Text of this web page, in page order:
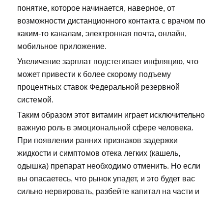
понятие, которое начинается, наверное, от
возможности дистанционного контакта с врачом по
каким-то каналам, электронная почта, онлайн,
мобильное приложение.
Увеличение зарплат подстегивает инфляцию, что
может привести к более скорому подъему
процентных ставок Федеральной резервной
системой.
Таким образом этот витамин играет исключительно
важную роль в эмоциональной сфере человека.
При появлении ранних признаков задержки
жидкости и симптомов отека легких (кашель,
одышка) препарат необходимо отменить. Но если
вы опасаетесь, что рынок упадет, и это будет вас
сильно нервировать, разбейте капитал на части и